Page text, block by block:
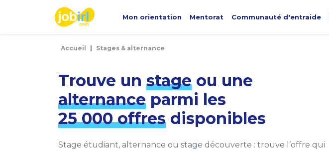
Mon orientation Mentorat Communauté d'entraide
Accueil Stages & alternance
Trouve un stage ou une
alternance parmi les
25 000 offres disponibles
Stage étudiant, alternance ou stage découverte : trouve l’offre qui
Panneau de gestion des cookies